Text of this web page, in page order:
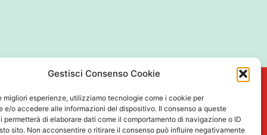
Gestisci Consenso Cookie
migliori esperienze, utilizziamo tecnologie come i cookie per
e/o accedere alle informazioni del dispositivo. Il consenso a queste
permetterà di elaborare dati come il comportamento di navigazione o ID
sito. Non acconsentire o ritirare il consenso può influire negativamente
Newsletter
Cognome